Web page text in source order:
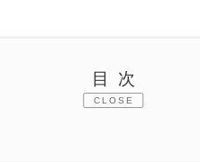
目次
CLOSE